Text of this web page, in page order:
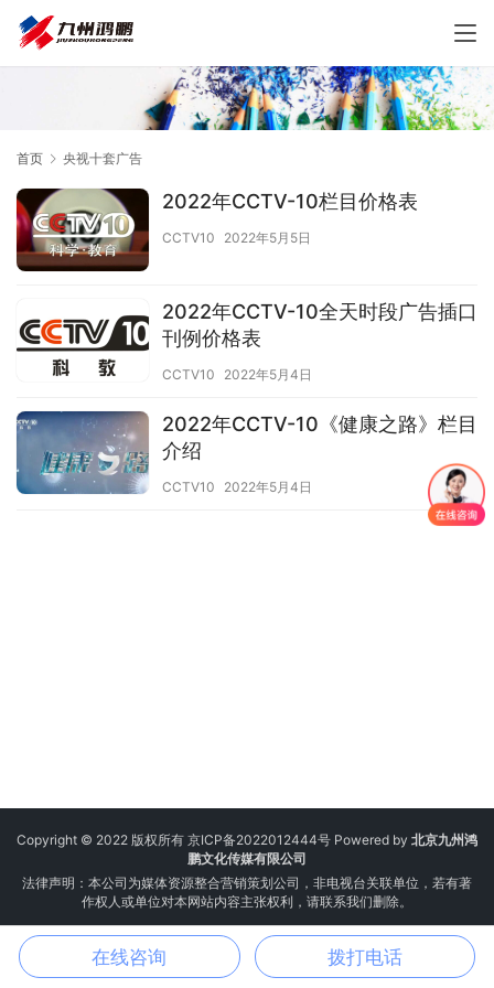
首页 央视十套广告
2022年CCTV-10栏目价格表
CCTV10 2022年5月5日
2022年CCTV-10全天时段广告插口
刊例价格表
CCTV10 2022年5月4日
2022年CCTV-10《健康之路》栏目
介绍
CCTV10 2022年5月4日
Copyright © 2022 版权所有 京ICP备2022012444号 Powered by 北京九州鸿
鹏文化传媒有限公司
法律声明：本公司为媒体资源整合营销策划公司，非电视台关联单位，若有著
作权人或单位对本网站内容主张权利，请联系我们删除。
电话 邮箱 微信 地图
在线咨询 拨打电话